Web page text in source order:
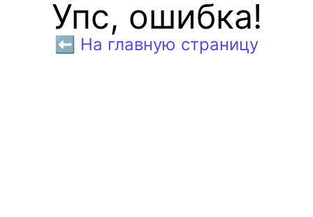
Упс, ошибка!
⬅️ На главную страницу